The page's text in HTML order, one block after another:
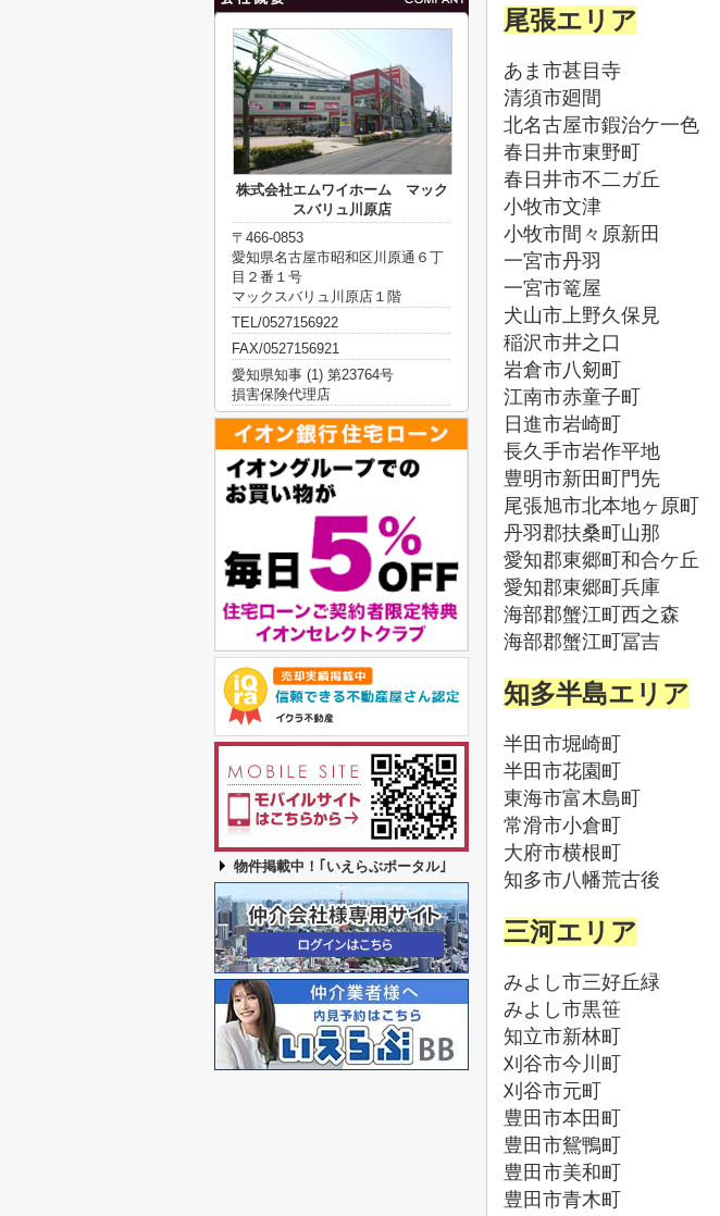
尾張エリア
あま市甚目寺
清須市廻間
北名古屋市鍜治ケ一色
春日井市東野町
春日井市不二ガ丘
小牧市文津
小牧市間々原新田
一宮市丹羽
一宮市篭屋
犬山市上野久保見
稲沢市井之口
岩倉市八剱町
江南市赤童子町
日進市岩崎町
長久手市岩作平地
豊明市新田町門先
尾張旭市北本地ヶ原町
丹羽郡扶桑町山那
愛知郡東郷町和合ケ丘
愛知郡東郷町兵庫
海部郡蟹江町西之森
海部郡蟹江町冨吉
知多半島エリア
半田市堀崎町
半田市花園町
東海市富木島町
常滑市小倉町
大府市横根町
知多市八幡荒古後
三河エリア
みよし市三好丘緑
みよし市黒笹
知立市新林町
刈谷市今川町
刈谷市元町
豊田市本田町
豊田市鴛鴨町
豊田市美和町
豊田市青木町
株式会社エムワイホーム マック
スバリュ川原店
〒466-0853
愛知県名古屋市昭和区川原通６丁
目２番１号
マックスバリュ川原店１階
TEL/0527156922
FAX/0527156921
愛知県知事 (1) 第23764号
損害保険代理店
物件掲載中！｢いえらぶポータル｣